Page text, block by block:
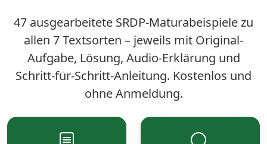
47 ausgearbeitete SRDP-Maturabeispielezu
allen 7 Textsorten – jeweils mit Original-
Aufgabe, Lösung, Audio-Erklärung und
Schritt-für-Schritt-Anleitung. Kostenlos und
ohne Anmeldung.